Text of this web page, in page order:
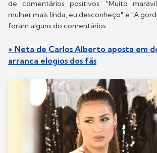
de comentários positivos: "Muito
mulher mais linda, eu desconheço" e "A
foram alguns do comentários.
+ Neta de Carlos Alberto aposta em
arranca elogios dos fãs